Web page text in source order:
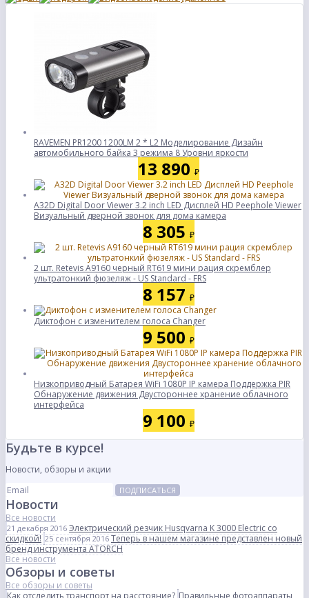
RAVEMEN PR1200 1200LM 2 * L2 Моделирование Дизайн
автомобильного байка 3 режима 8 Уровни яркости
13 890 ₽
A32D Digital Door Viewer 3.2 inch LED Дисплей HD Peephole Viewer
Визуальный дверной звонок для дома камера
8 305 ₽
2 шт. Retevis A9160 черный RT619 мини рация скремблер
ультратонкий фюзеляж - US Standard - FRS
8 157 ₽
Диктофон с изменителем голоса Changer
9 500 ₽
Низкоприводный Батарея WiFi 1080P IP камера Поддержка PIR
Обнаружение движения Двустороннее хранение облачного
интерфейса
9 100 ₽
Будьте в курсе!
Новости, обзоры и акции
ПОДПИСАТЬСЯ
Новости
Все новости
21 декабря 2016 Электрический резчик Husqvarna K 3000 Electric со
скидкой! 25 сентября 2016 Теперь в нашем магазине представлен новый
бренд инструмента ATORCH
Все новости
Обзоры и советы
Все обзоры и советы
Как отследить транспорт на расстояние? Правильные фотоаппараты